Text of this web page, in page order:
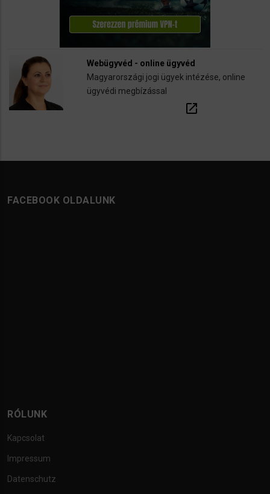
Webügyvéd - online ügyvéd
Magyarországi jogi ügyek intézése, online
ügyvédi megbízással
open_in_new
FACEBOOK OLDALUNK
RÓLUNK
Kapcsolat
Impressum
Datenschutz